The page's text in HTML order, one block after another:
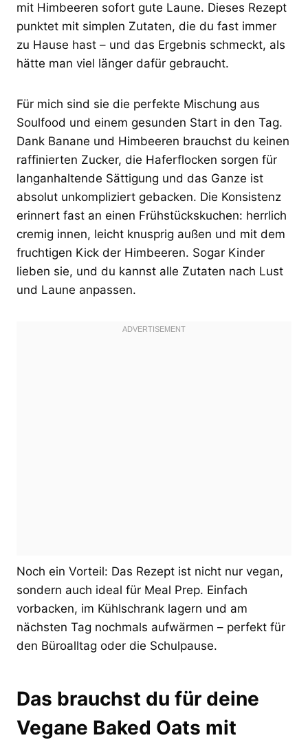
mit Himbeeren sofort gute Laune. Dieses Rezept
punktet mit simplen Zutaten, die du fast immer
zu Hause hast – und das Ergebnis schmeckt, als
hätte man viel länger dafür gebraucht.
Für mich sind sie die perfekte Mischung aus
Soulfood und einem gesunden Start in den Tag.
Dank Banane und Himbeeren brauchst du keinen
raffinierten Zucker, die Haferflocken sorgen für
langanhaltende Sättigung und das Ganze ist
absolut unkompliziert gebacken. Die Konsistenz
erinnert fast an einen Frühstückskuchen: herrlich
cremig innen, leicht knusprig außen und mit dem
fruchtigen Kick der Himbeeren. Sogar Kinder
lieben sie, und du kannst alle Zutaten nach Lust
und Laune anpassen.
Noch ein Vorteil: Das Rezept ist nicht nur vegan,
sondern auch ideal für Meal Prep. Einfach
vorbacken, im Kühlschrank lagern und am
nächsten Tag nochmals aufwärmen – perfekt für
den Büroalltag oder die Schulpause.
Das brauchst du für deine
Vegane Baked Oats mit